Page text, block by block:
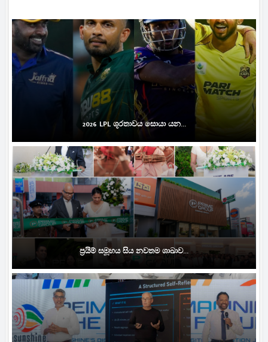
2026 LPL ශූරතාවය සොයා යන...
ප්‍රයිම් සමූහය සිය නවතම ශාඛාව...